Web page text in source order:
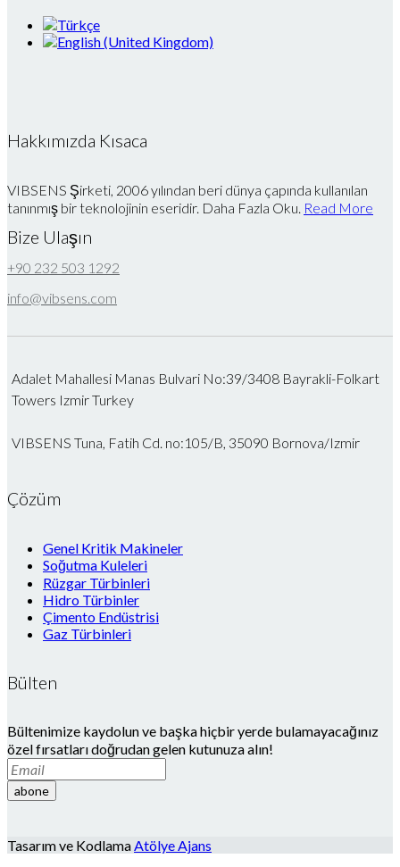
Hakkımızda Kısaca
VIBSENS Şirketi, 2006 yılından beri dünya çapında kullanılan
tanınmış bir teknolojinin eseridir. Daha Fazla Oku. Read More
Bize Ulaşın
+90 232 503 1292
info@vibsens.com
Adalet Mahallesi Manas Bulvari No:39/3408 Bayrakli-Folkart
Towers Izmir Turkey
VIBSENS Tuna, Fatih Cd. no:105/B, 35090 Bornova/Izmir
Çözüm
Genel Kritik Makineler
Soğutma Kuleleri
Rüzgar Türbinleri
Hidro Türbinler
Çimento Endüstrisi
Gaz Türbinleri
Bülten
Bültenimize kaydolun ve başka hiçbir yerde bulamayacağınız
özel fırsatları doğrudan gelen kutunuza alın!
abone
Tasarım ve KodlamaAtölye Ajans